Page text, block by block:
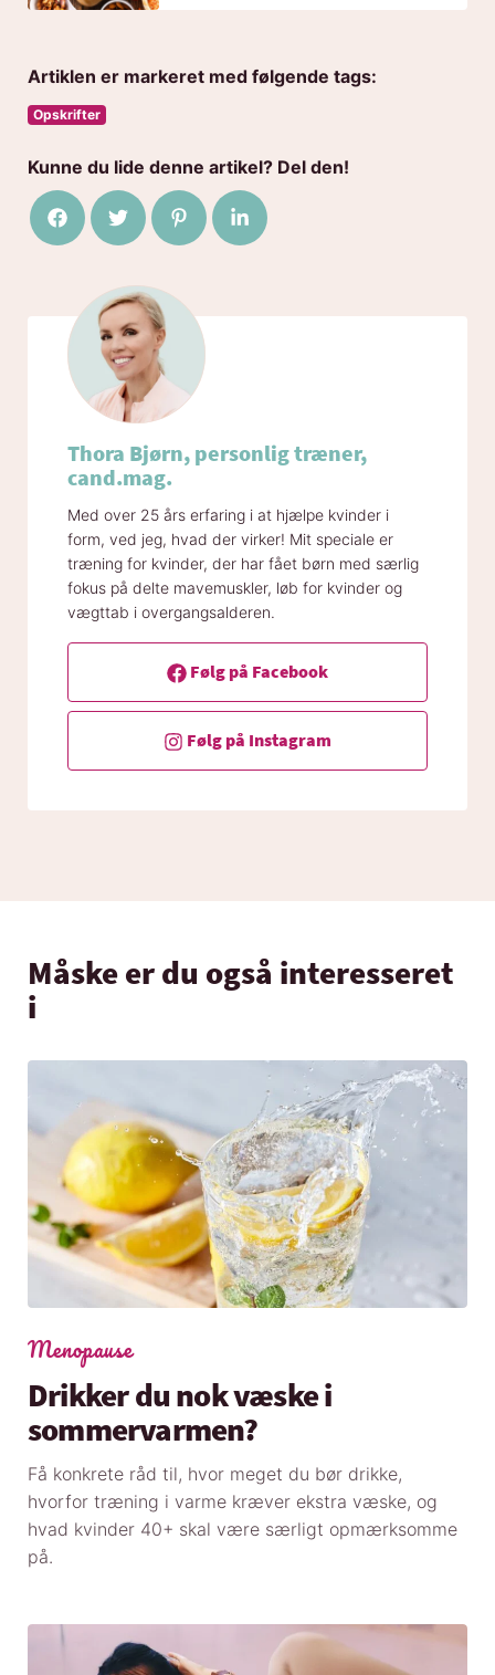
Artiklen er markeret med følgende tags:
Opskrifter
Kunne du lide denne artikel? Del den!
Del på Facebook
Del på TwitterDel på Pinterest
Del på LinkedIn
Thora Bjørn, personlig træner,
cand.mag.
Med over 25 års erfaring i at hjælpe kvinder i
form, ved jeg, hvad der virker! Mit speciale er
træning for kvinder, der har fået børn med særlig
fokus på delte mavemuskler, løb for kvinder og
vægttab i overgangsalderen.
Følg på Facebook
Følg på Instagram
Måske er du også interesseret
i
Menopause
Drikker du nok væske i
sommervarmen?
Få konkrete råd til, hvor meget du bør drikke,
hvorfor træning i varme kræver ekstra væske, og
hvad kvinder 40+ skal være særligt opmærksomme
på.